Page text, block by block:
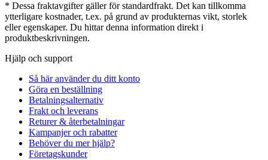
* Dessa fraktavgifter gäller för standardfrakt. Det kan tillkomma
ytterligare kostnader, t.ex. på grund av produkternas vikt, storlek
eller egenskaper. Du hittar denna information direkt i
produktbeskrivningen.
Hjälp och support
Så här använder du ditt konto
Göra en beställning
Betalningsalternativ
Frakt och leverans
Returer & återbetalningar
Kampanjer och rabatter
Behöver du mer hjälp?
Företagskunder